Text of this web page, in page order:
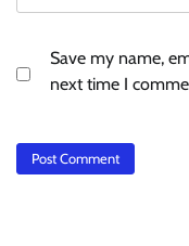
Save my name,
next time I